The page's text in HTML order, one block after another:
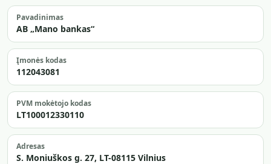
Pavadinimas
AB „Mano bankas“
Įmonės kodas
112043081
PVM mokėtojo kodas
LT100012330110
Adresas
S. Moniuškos g. 27, LT-08115 Vilnius